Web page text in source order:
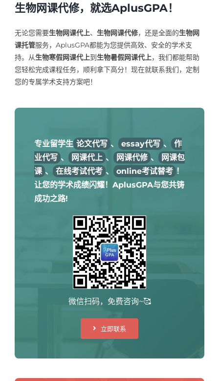
生物网课代修，就选AplusGPA！
无论您需要生物网课代上、 生物网课代修，还是全面的生物网
课托管服务，AplusGPA都能为您提供高效、安全的学术支
持。从生物寒假网课代上到生物暑假网课代上，我们都能帮助
您轻松完成课程任务，顺利拿下高分！现在就联系我们，定制
您的专属学术支持方案吧！
专业留学生 论文代写 、 essay代写 、
作
业代写 、 网课代上 、 网课代修 、
网课包
课 、 在线考试代考 、 online考试替考 ！
让您的学术成绩闪耀！AplusGPA与您共铸
成功之路!
微信扫码，免费咨询~🥰
立即联系